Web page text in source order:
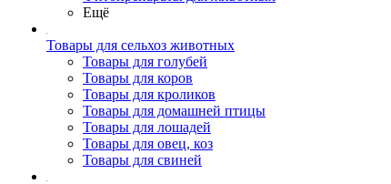
Ещё
Товары для сельхоз животных
Товары для голубей
Товары для коров
Товары для кроликов
Товары для домашней птицы
Товары для лошадей
Товары для овец, коз
Товары для свиней